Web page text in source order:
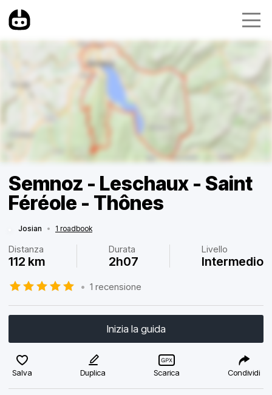
Semnoz - Leschaux - Saint
Féréole - Thônes
Josian • 1 roadbook
Distanza
112 km
Durata
2h07
Livello
Intermedio
• 1 recensione
Inizia la guida
Salva Duplica Scarica Condividi